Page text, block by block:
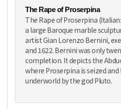
The Rape of Proserpina
The Rape of Proserpina
a large Baroque marble
artist Gian Lorenzo Bernini,
and 1622. Bernini was only
completion. It depicts the
where Proserpina is seized
underworld by the god Pluto.